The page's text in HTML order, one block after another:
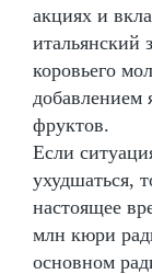
акциях и
итальянский
коровьего
добавлением
фруктов.
Если
ухудшаться,
настоящее
млн кюри
основном